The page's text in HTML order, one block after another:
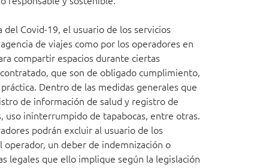
del Covid-19, el usuario de los servicios
de viajes como por los operadores en
compartir espacios durante ciertas
que son de obligado cumplimiento,
Dentro de las medidas generales que
de información de salud y registro de
ininterrumpido de tapabocas, entre otras.
podrán excluir al usuario de los
operador, un deber de indemnización o
legales que ello implique según la legislación